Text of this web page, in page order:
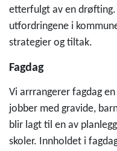
etterfulgt av en
utfordringene i
strategier og tiltak.
Fagdag
Vi arrrangerer fagdag
jobber med gravide,
blir lagt til en av
skoler. Innholdet i